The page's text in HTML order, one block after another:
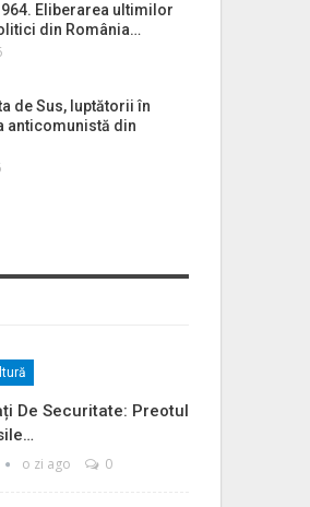
Eliberarea ultimilor
din România…
de Sus, luptătorii în
anticomunistă din
De Securitate: Preotul
o zi ago 0